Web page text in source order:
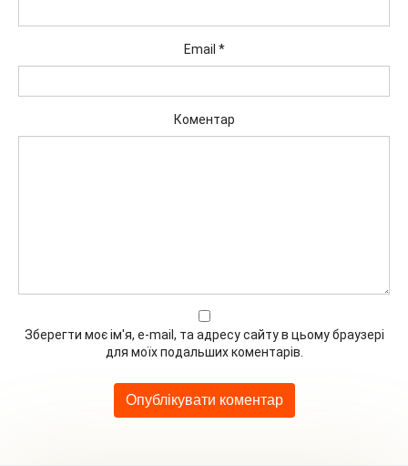
Email *
Коментар
Зберегти моє ім'я, e-mail, та адресу сайту в цьому браузері
для моїх подальших коментарів.